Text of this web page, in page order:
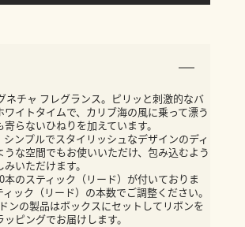
ネチャ フレグランス。ピリッと刺激的なバ
イトタイムで、カリブ海の風に乗って漂う
らないひねりを加えています。
ンプルでスタイリッシュなデザインのディ
な空間でもお使いいただけ、包み込むよう
いただけます。
本のスティック（リード）が付いておりま
ック（リード）の本数でご調整ください。
ンの製品はボックスにセットしてリボンを
ピングでお届けします。